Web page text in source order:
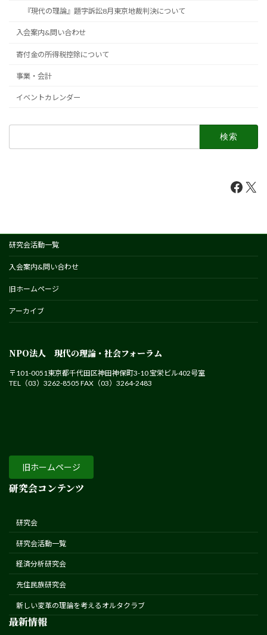
『現代の理論』題字訴訟8月東京地裁判決について
入会案内&問い合わせ
寄付金の所得税控除について
事業・会計
イベントカレンダー
X
研究会活動一覧
入会案内&問い合わせ
旧ホームページ
アーカイブ
NPO法人 現代の理論・社会フォーラム
〒101-0051東京都千代田区神田神保町3-10 宝栄ビル402号室
TEL（03）3262-8505 FAX（03）3264-2483
旧ホームページ
研究会コンテンツ
研究会
研究会活動一覧
経済分析研究会
先住民族研究会
新しい変革の理論を考えるオルタクラブ
最新情報